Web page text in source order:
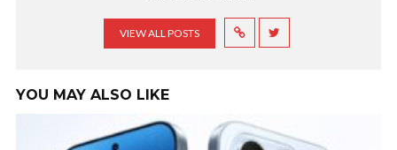
VIEW ALL POSTS
YOU MAY ALSO LIKE